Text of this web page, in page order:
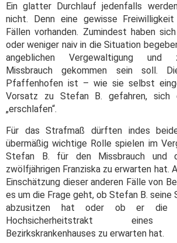
Ein glatter Durchlauf jedenfalls
nicht. Denn eine gewisse
Fällen vorhanden. Zumindest haben
oder weniger naiv in die Situation
angeblichen Vergewaltigung und
Missbrauch gekommen sein soll.
Pfaffenhofen ist – wie sie selbst
Vorsatz zu Stefan B. gefahren, sich
„erschlafen“.
Für das Strafmaß dürften indes
übermäßig wichtige Rolle spielen im
Stefan B. für den Missbrauch und
zwölfjährigen Franziska zu erwarten hat.
Einschätzung dieser anderen Fälle von
es um die Frage geht, ob Stefan B. seine
abzusitzen hat oder ob er die
Hochsicherheitstrakt eines
Bezirkskrankenhauses zu erwarten hat.